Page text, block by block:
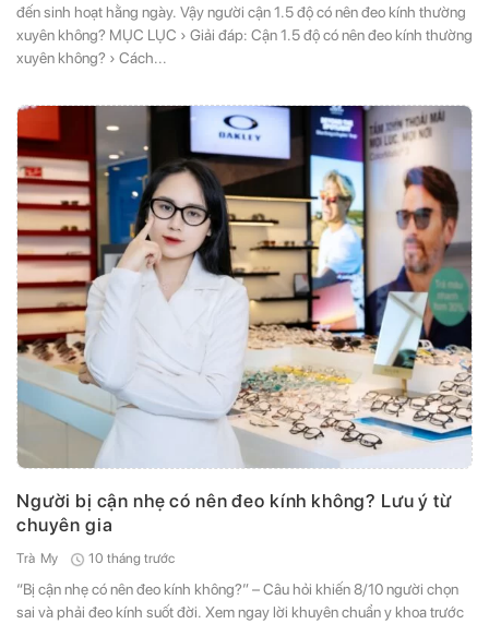
đến sinh hoạt hằng ngày. Vậy người cận 1.5 độ có nên đeo kính thường
xuyên không? MỤC LỤC › Giải đáp: Cận 1.5 độ có nên đeo kính thường
xuyên không? › Cách...
Người bị cận nhẹ có nên đeo kính không? Lưu ý từ
chuyên gia
Trà My 10 tháng trước
“Bị cận nhẹ có nên đeo kính không?” – Câu hỏi khiến 8/10 người chọn
sai và phải đeo kính suốt đời. Xem ngay lời khuyên chuẩn y khoa trước